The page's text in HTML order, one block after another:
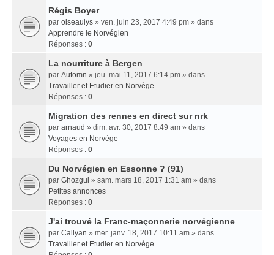
Régis Boyer
par oiseaulys » ven. juin 23, 2017 4:49 pm » dans
Apprendre le Norvégien
Réponses : 0
La nourriture à Bergen
par Automn » jeu. mai 11, 2017 6:14 pm » dans
Travailler et Etudier en Norvège
Réponses : 0
Migration des rennes en direct sur nrk
par arnaud » dim. avr. 30, 2017 8:49 am » dans
Voyages en Norvège
Réponses : 0
Du Norvégien en Essonne ? (91)
par Ghozgul » sam. mars 18, 2017 1:31 am » dans
Petites annonces
Réponses : 0
J'ai trouvé la Franc-maçonnerie norvégienne
par Callyan » mer. janv. 18, 2017 10:11 am » dans
Travailler et Etudier en Norvège